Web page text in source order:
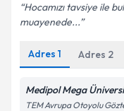
Kişisel
kapsamda
Hocamızı tavsiye ile
muayenede...
Adres 1 Adres 2
Medipol Mega
TEM Avrupa Otoyolu